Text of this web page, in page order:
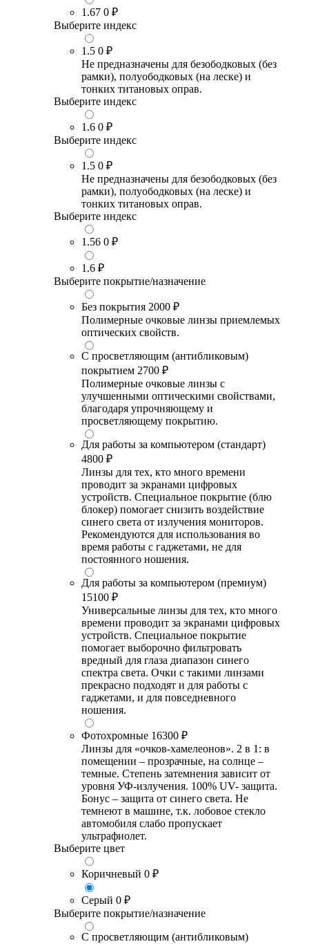
1.67 0 ₽
Выберите индекс
1.5 0 ₽
Не предназначены для безободковых (без
рамки), полуободковых (на леске) и
тонких титановых оправ.
Выберите индекс
1.6 0 ₽
Выберите индекс
1.5 0 ₽
Не предназначены для безободковых (без
рамки), полуободковых (на леске) и
тонких титановых оправ.
Выберите индекс
1.56 0 ₽
1.6 ₽
Выберите покрытие/назначение
Без покрытия 2000 ₽
Полимерные очковые линзы приемлемых
оптических свойств.
С просветляющим (антибликовым)
покрытием 2700 ₽
Полимерные очковые линзы с
улучшенными оптическими свойствами,
благодаря упрочняющему и
просветляющему покрытию.
Для работы за компьютером (стандарт)
4800 ₽
Линзы для тех, кто много времени
проводит за экранами цифровых
устройств. Специальное покрытие (блю
блокер) помогает снизить воздействие
синего света от излучения мониторов.
Рекомендуются для использования во
время работы с гаджетами, не для
постоянного ношения.
Для работы за компьютером (премиум)
15100 ₽
Универсальные линзы для тех, кто много
времени проводит за экранами цифровых
устройств. Специальное покрытие
помогает выборочно фильтровать
вредный для глаза диапазон синего
спектра света. Очки с такими линзами
прекрасно подходят и для работы с
гаджетами, и для повседневного
ношения.
Фотохромные 16300 ₽
Линзы для «очков-хамелеонов». 2 в 1: в
помещении – прозрачные, на солнце –
темные. Степень затемнения зависит от
уровня УФ-излучения. 100% UV- защита.
Бонус – защита от синего света. Не
темнеют в машине, т.к. лобовое стекло
автомобиля слабо пропускает
ультрафиолет.
Выберите цвет
Коричневый 0 ₽
Серый 0 ₽
Выберите покрытие/назначение
С просветляющим (антибликовым)